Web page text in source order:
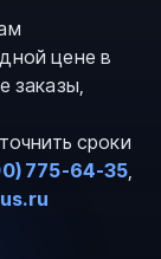
цене в
заказы,
сроки
775-64-35,